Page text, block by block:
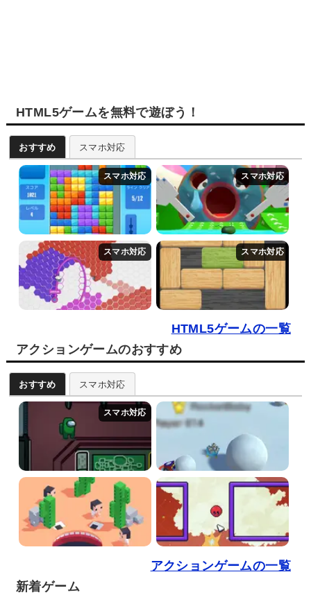
HTML5ゲームを無料で遊ぼう！
おすすめ スマホ対応
HTML5ゲームの一覧
アクションゲームのおすすめ
おすすめ スマホ対応
アクションゲームの一覧
新着ゲーム